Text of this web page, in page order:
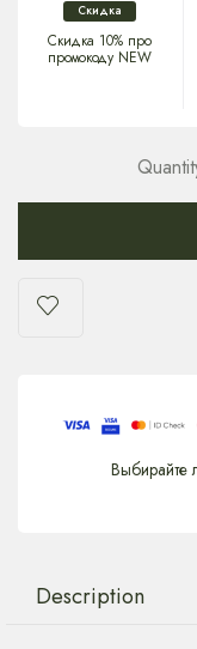
Скидка
Скидка 10% про
промокоду NEW
Выбирайте
Description